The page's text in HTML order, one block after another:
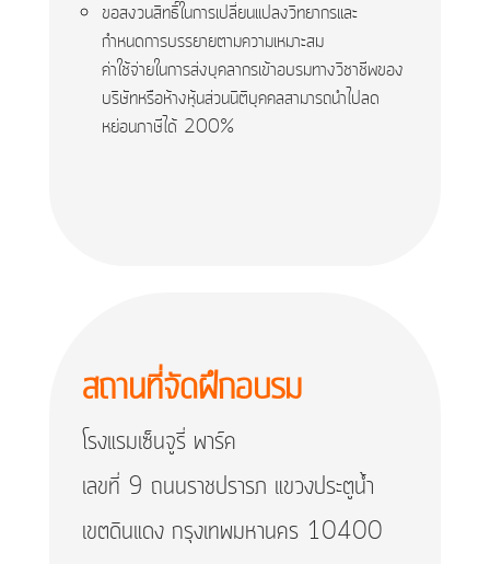
ขอสงวนสิทธิ์ในการเปลี่ยนแปลงวิทยากรและ
กำหนดการบรรยายตามความเหมาะสม
ค่าใช้จ่ายในการส่งบุคลากรเข้าอบรมทางวิชาชีพของ
บริษัทหรือห้างหุ้นส่วนนิติบุคคลสามารถนำไปลด
หย่อนภาษีได้ 200%
สถานที่จัดฝึกอบรม
โรงแรมเซ็นจูรี่ พาร์ค
เลขที่ 9 ถนนราชปรารภ แขวงประตูน้ำ
เขตดินแดง กรุงเทพมหานคร 10400